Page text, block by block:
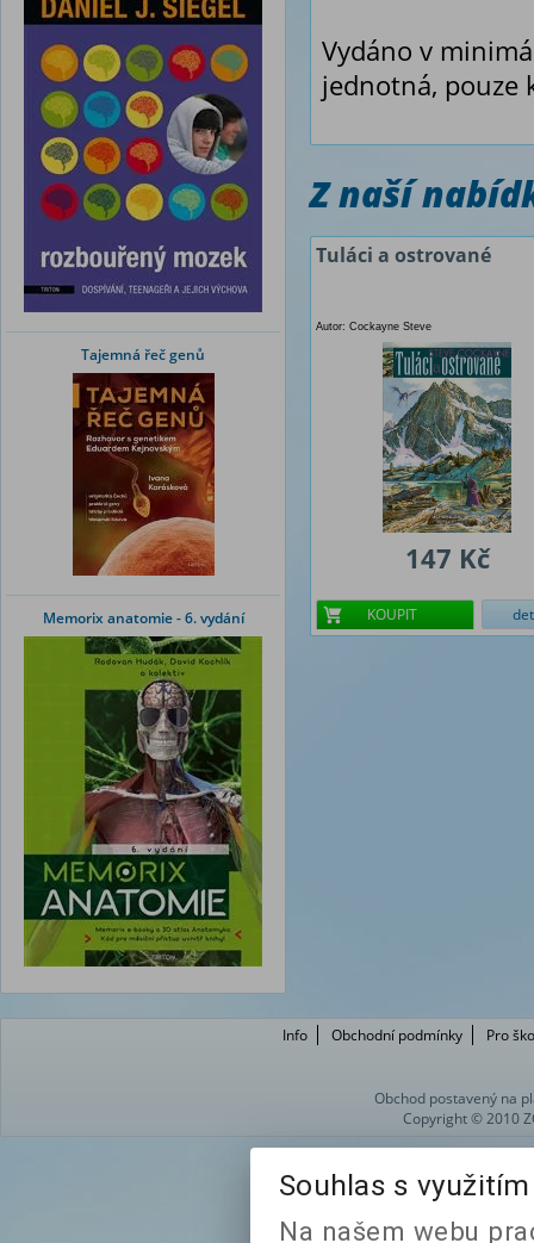
Tajemná řeč genů
Memorix anatomie - 6. vydání
Vydáno v
jednotná, pouze
Z naší
Tuláci a ostrované
Autor: Cockayne Steve
147 Kč
KOUPIT
Info Obchodní podmínky Pro
Obchod postavený na
Copyright © 2010
Souhlas s
Na našem webu